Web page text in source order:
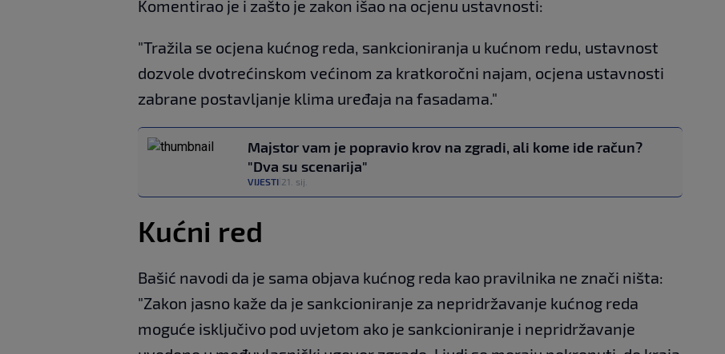
Komentirao je i zašto je zakon išao na ocjenu ustavnosti:
"Tražila se ocjena kućnog reda, sankcioniranja u kućnom redu, ustavnost
dozvole dvotrećinskom većinom za kratkoročni najam, ocjena ustavnosti
zabrane postavljanje klima uređaja na fasadama."
Majstor vam je popravio krov na zgradi, ali kome ide račun?
"Dva su scenarija"
VIJESTI 21. sij.
Kućni red
Bašić navodi da je sama objava kućnog reda kao pravilnika ne znači ništa:
"Zakon jasno kaže da je sankcioniranje za nepridržavanje kućnog reda
moguće isključivo pod uvjetom ako je sankcioniranje i nepridržavanje